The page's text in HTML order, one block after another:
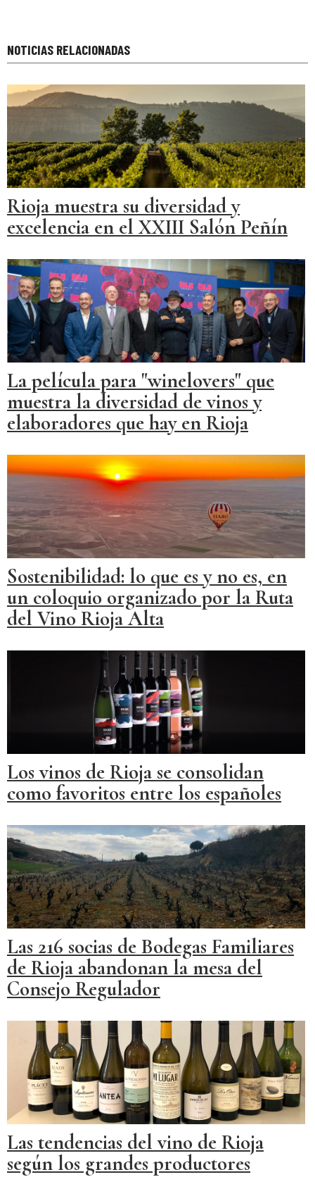
NOTICIAS RELACIONADAS
Rioja muestra su diversidad y
excelencia en el XXIII Salón Peñín
La película para "winelovers" que
muestra la diversidad de vinos y
elaboradores que hay en Rioja
Sostenibilidad: lo que es y no es, en
un coloquio organizado por la Ruta
del Vino Rioja Alta
Los vinos de Rioja se consolidan
como favoritos entre los españoles
Las 216 socias de Bodegas Familiares
de Rioja abandonan la mesa del
Consejo Regulador
Las tendencias del vino de Rioja
según los grandes productores